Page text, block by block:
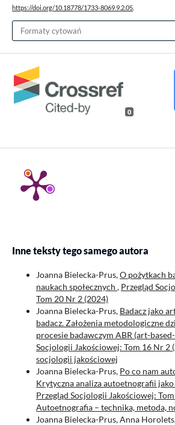
https://doi.org/10.18778/1733-8069.9.2.05
Formaty cytowań
0
Inne teksty tego samego autora
Joanna Bielecka-Prus,O pożytkach
naukach społecznych , Przegląd
Tom 20 Nr 2 (2024)
Joanna Bielecka-Prus, Badacz jako
badacz. Założenia metodologiczne
procesie badawczym ABR (art-
Socjologii Jakościowej: Tom 16 Nr 2
socjologii jakościowej
Joanna Bielecka-Prus, Po co nam
Krytyczna analiza autoetnografii
Przegląd Socjologii Jakościowej:
Autoetnografia – technika, metoda,
Joanna Bielecka-Prus, Anna